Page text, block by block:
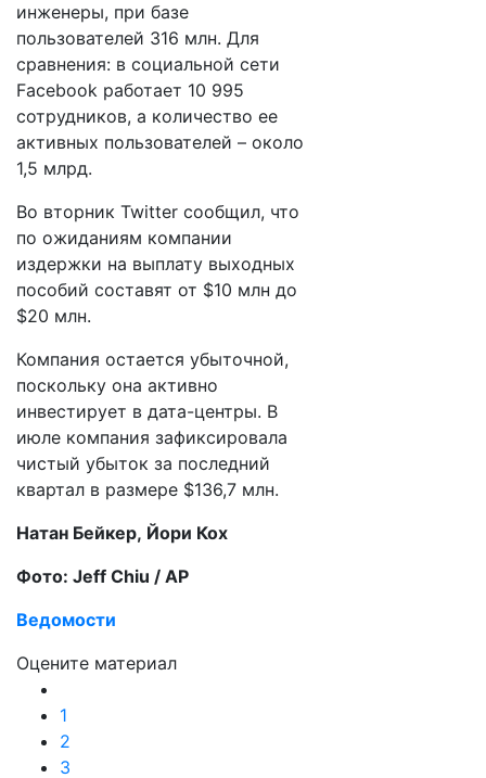
инженеры, при базе
пользователей 316 млн. Для
сравнения: в социальной сети
Facebook работает 10 995
сотрудников, а количество ее
активных пользователей – около
1,5 млрд.
Во вторник Twitter сообщил, что
по ожиданиям компании
издержки на выплату выходных
пособий составят от $10 млн до
$20 млн.
Компания остается убыточной,
поскольку она активно
инвестирует в дата-центры. В
июле компания зафиксировала
чистый убыток за последний
квартал в размере $136,7 млн.
Натан Бейкер, Йори Кох
Фото: Jeff Chiu / AP
Ведомости
Оцените материал
1
2
3